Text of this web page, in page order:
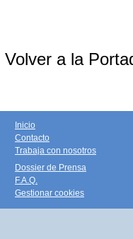
Volver a la
Inicio
Contacto
Trabaja con nosotros
Dossier de Prensa
F.A.Q.
Gestionar cookies